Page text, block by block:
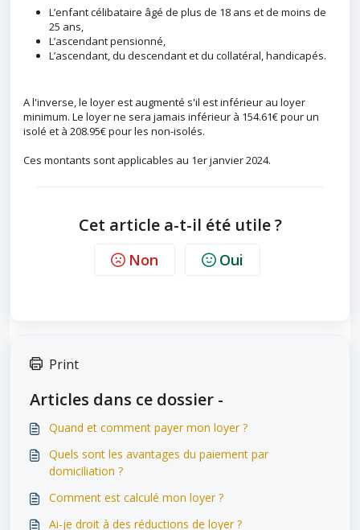
L’enfant célibataire âgé de plus de 18 ans et de moins de
25 ans,
L’ascendant pensionné,
L’ascendant, du descendant et du collatéral, handicapés.
A l'inverse, le loyer est augmenté s'il est inférieur au loyer
minimum. Le loyer ne sera jamais inférieur à 154.61€ pour un
isolé et à 208.95€ pour les non-isolés.
Ces montants sont applicables au 1er janvier 2024.
Cet article a-t-il été utile ?
Non Oui
Print
Articles dans ce dossier -
Quand et comment payer mon loyer ?
Quels sont les avantages du paiement par
domiciliation ?
Comment est calculé mon loyer ?
Ai-je droit à des réductions de loyer ?